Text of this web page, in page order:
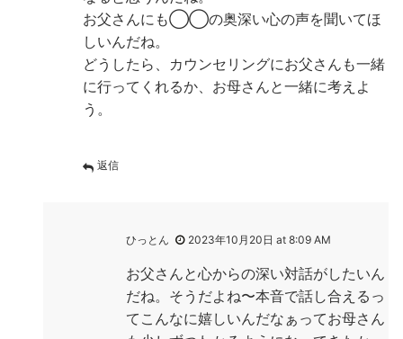
お父さんにも◯◯の奥深い心の声を聞いてほ
しいんだね。
どうしたら、カウンセリングにお父さんも一緒
に行ってくれるか、お母さんと一緒に考えよ
う。
返信
ひっとん 2023年10月20日 at 8:09 AM
お父さんと心からの深い対話がしたいん
だね。そうだよね〜本音で話し合えるっ
てこんなに嬉しいんだなぁってお母さん